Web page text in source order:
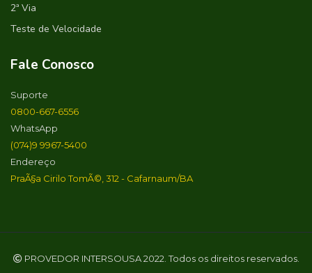
2ª Via
Teste de Velocidade
Fale Conosco
Suporte
0800-667-6556
WhatsApp
(074)9 9967-5400
Endereço
PraÃ§a Cirilo TomÃ©, 312 - Cafarnaum/BA
PROVEDOR INTERSOUSA 2022. Todos os direitos reservados.